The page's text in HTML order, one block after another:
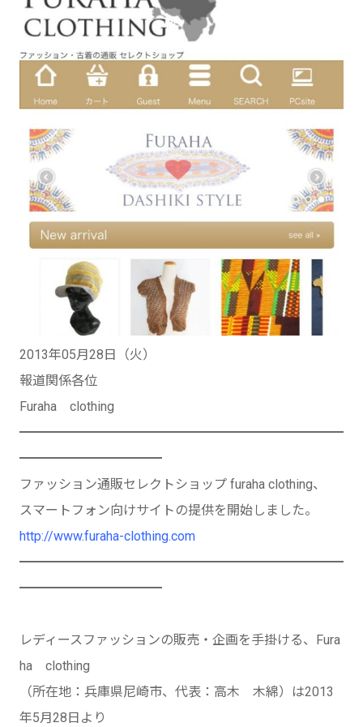
2013年05月28日（火）
報道関係各位
Furaha clothing
━━━━━━━━━━━━━━━━━━━━━━━━━
━━━━━━━━━━━
ファッション通販セレクトショップ furaha clothing、
スマートフォン向けサイトの提供を開始しました。
http://www.furaha-clothing.com
━━━━━━━━━━━━━━━━━━━━━━━━━
━━━━━━━━━━━
レディースファッションの販売・企画を手掛ける、Fura
ha clothing
（所在地：兵庫県尼崎市、代表：高木 木綿）は2013
年5月28日より